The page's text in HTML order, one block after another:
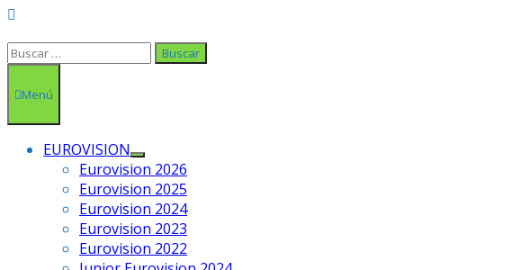
Buscar:
Menú
EUROVISION
Mostrar
el
submenú
Eurovision 2026
Eurovision 2025
Eurovision 2024
Eurovision 2023
Eurovision 2022